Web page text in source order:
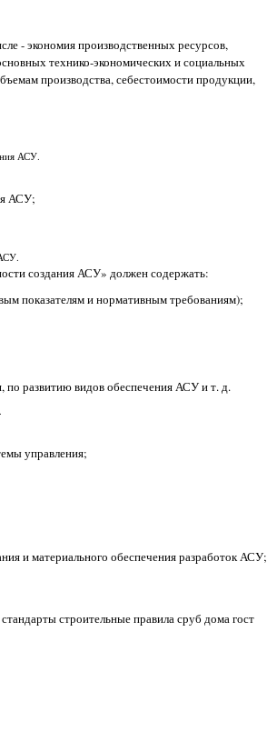
- экономия производственных ресурсов,
технико-экономических и социальных
производства, себестоимости продукции,
АСУ.
АСУ;
создания АСУ» должен содержать:
показателям и нормативным требованиям);
по развитию видов обеспечения АСУ и т. д.
управления;
и материального обеспечения разработок АСУ;
строительные правила сруб дома гост